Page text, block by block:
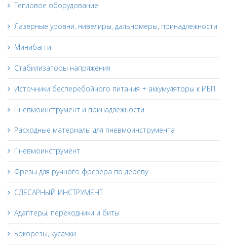
Тепловое оборудование
Лазерные уровни, нивелиры, дальномеры, принадлежности
Минибагги
Стабилизаторы напряжения
Источники бесперебойного питания + аккумуляторы к ИБП
Пневмоинструмент и принадлежности
Расходные материалы для пневмоинструмента
Пневмоинструмент
Фрезы для ручного фрезера по дереву
СЛЕСАРНЫЙ ИНСТРУМЕНТ
Адаптеры, переходники и биты
Бокорезы, кусачки